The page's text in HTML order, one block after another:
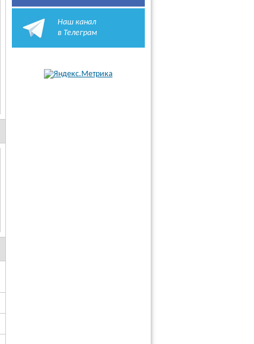
Наш канал
в Телеграм